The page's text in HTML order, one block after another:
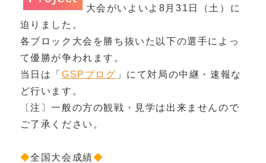
大会がいよいよ8月31日（土）に
迫りました。
各ブロック大会を勝ち抜いた以下の選手によっ
て優勝が争われます。
当日は「 GSPブログ 」にて対局の中継・速報な
ど行います。
〔注〕一般の方の観戦・見学は出来ませんので
ご了承ください。
◆全国大会成績◆